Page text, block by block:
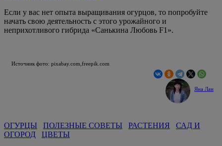
Если у вас нет опыта выращивания огурцов, то попробуйте
начать свою деятельность с этого урожайного и
неприхотливого гибрида «Санькина Любовь F1».
Источник фото: pixabay.com,freepik.com
Яна Лан
ОГУРЦЫ ПОЛЕЗНЫЕ СОВЕТЫ РАСТЕНИЯ
САД И
ОГОРОД
ЦВЕТЫ